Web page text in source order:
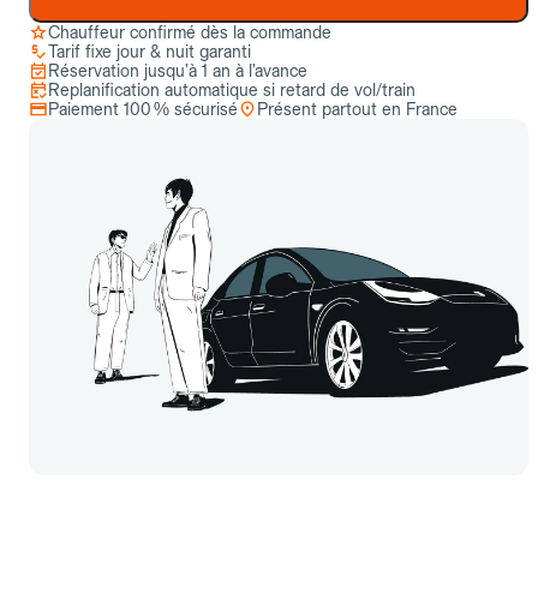
Chauffeur confirmé dès la commande
Tarif fixe jour & nuit garanti
Réservation jusqu’à 1 an à l’avance
Replanification automatique si retard de vol/train
Paiement 100 % sécurisé
Présent partout en France